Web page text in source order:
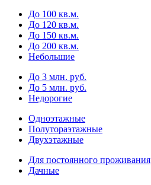
До 100 кв.м.
До 120 кв.м.
До 150 кв.м.
До 200 кв.м.
Небольшие
До 3 млн. руб.
До 5 млн. руб.
Недорогие
Одноэтажные
Полутораэтажные
Двухэтажные
Для постоянного проживания
Дачные